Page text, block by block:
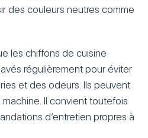
des couleurs neutres comme
les chiffons de cuisine
régulièrement pour éviter
et des odeurs. Ils peuvent
Il convient toutefois
d’entretien propres à